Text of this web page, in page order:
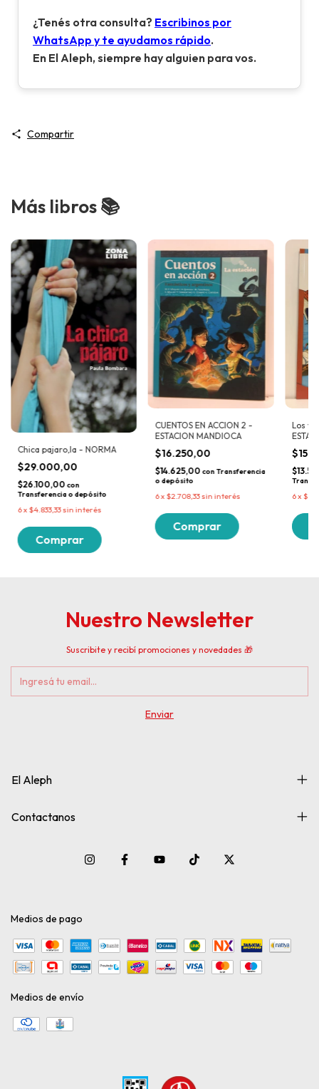
¿Tenés otra consulta? Escribinos por
WhatsApp y te ayudamos rápido.
En El Aleph, siempre hay alguien para vos.
Compartir
Más libros 📚
Chica pajaro,la - NORMA
$29.000,00
$26.100,00 con
Transferencia o depósito
6x $4.833,33sin interés
CUENTOS EN ACCION 2 -
ESTACION MANDIOCA
$16.250,00
$14.625,00 conTransferencia
o depósito
6x $2.708,33sin interés
Los
6x
Nuestro Newsletter
Suscribite y recibí promociones y novedades 🎁
El Aleph
Contactanos
Medios de pago
Medios de envío